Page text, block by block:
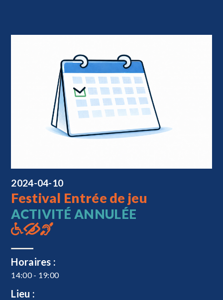
2024-04-10
Festival Entrée de jeu
ACTIVITÉ ANNULÉE
Horaires :
14:00 - 19:00
Lieu :